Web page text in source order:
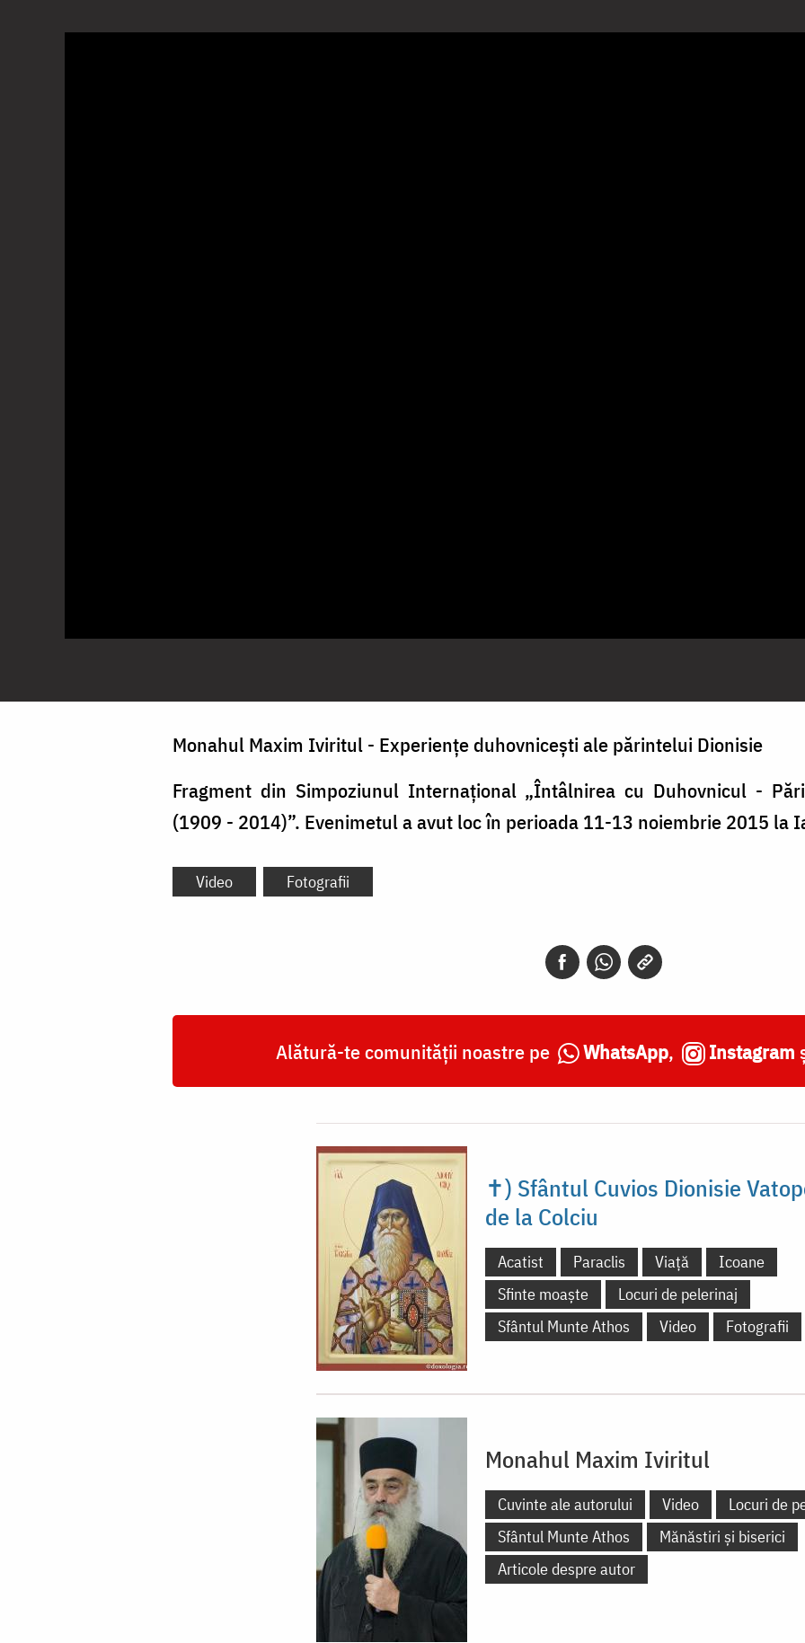
Monahul Maxim Iviritul - Experiențe duhovnicești ale părintelui Dionisie
Fragment din Simpoziunul Internațional „Întâlnirea cu Duhovnicul -
(1909 - 2014)”. Evenimetul a avut loc în perioada 11-13 noiembrie 2015 la
Video Fotografii
Alătură-te comunității noastre pe WhatsApp, Instagram
✝) Sfântul Cuvios Dionisie
de la Colciu
Acatist Paraclis Viață
Icoane
Sfinte moaște
Locuri de pelerinaj
Sfântul Munte Athos
Video Fotografii
Monahul Maxim Iviritul
Cuvinte ale autorului Video
Locuri de
Sfântul Munte Athos
Mănăstiri și biserici
Articole despre autor